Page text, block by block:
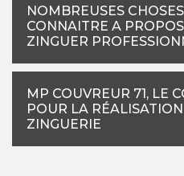
NOMBREUSES
CONNAITRE A
ZINGUER
MP COUVREUR 71, LE
POUR LA
ZINGUERIE